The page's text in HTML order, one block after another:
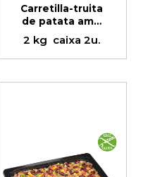
Carretilla-truita
de patata amb
ceba
2 kg caixa 2u.